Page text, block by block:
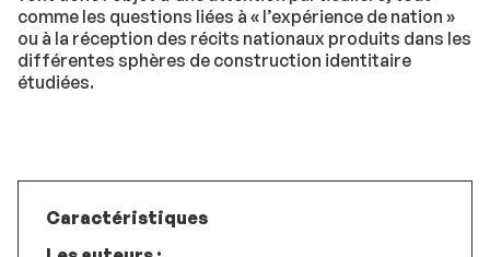
comme les questions liées à « l’expérience de nation »
ou à la réception des récits nationaux produits dans les
différentes sphères de construction identitaire
étudiées.
Caractéristiques